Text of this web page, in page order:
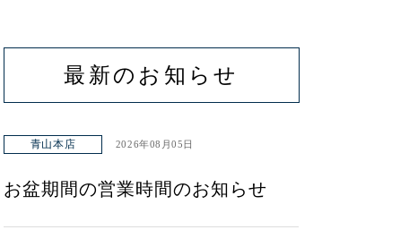
最新のお知らせ
青山本店 2026年08月05日
お盆期間の営業時間のお知らせ